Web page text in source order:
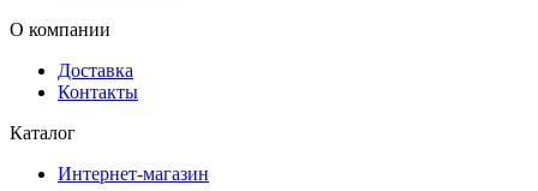
О компании
Доставка
Контакты
Каталог
Интернет-магазин